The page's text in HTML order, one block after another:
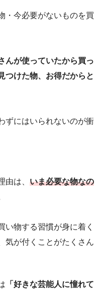
・今必要がないものを買
んが使っていたから買っ
つけた物、お得だからと
ずにはいられないのが衝
由は、 いま必要な物なの
い物する習慣が身に着く
気が付くことがたくさん
「好きな芸能人に憧れて